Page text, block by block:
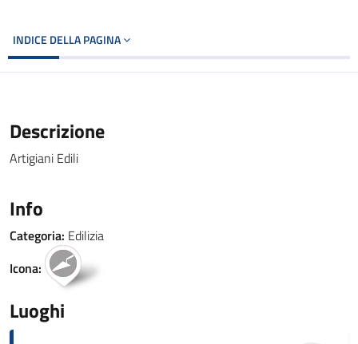
INDICE DELLA PAGINA
Descrizione
Artigiani Edili
Info
Categoria: Edilizia
Icona:
Luoghi